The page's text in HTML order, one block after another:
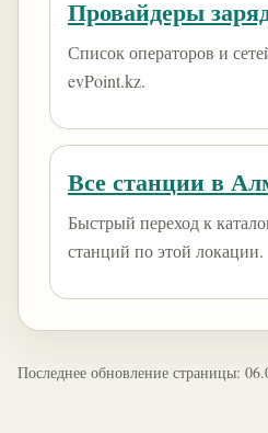
Провайдеры
Список операторов и
evPoint.kz.
Все станции в
Быстрый переход к
станций по этой локации.
Последнее обновление страницы: